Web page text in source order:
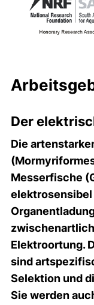
Der
Die
Messerfische
Elektroortung.
sind
Selektion und
Sie werden